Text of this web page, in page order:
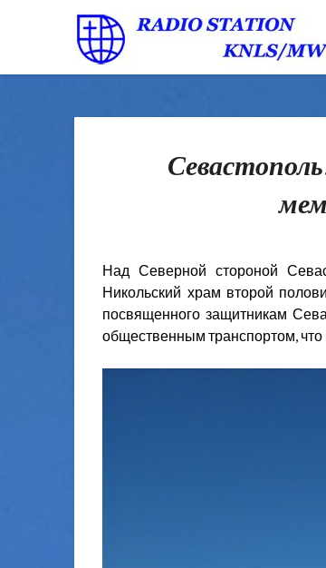
Над Северной стороной
Никольский храм второй
посвященного защитникам
общественным транспортом, что